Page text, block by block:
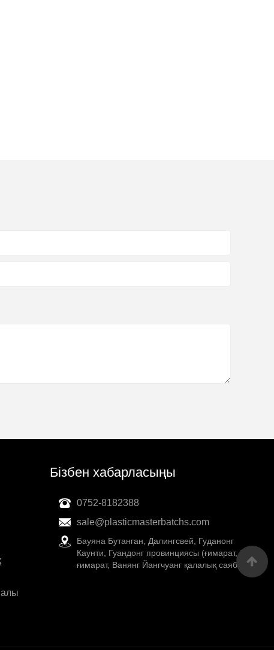
Бізбен хабарласыңы
0752-8182388
sale@plasticmasterbatchs.com
Бауяна Бутанган, Далингсвей, Гуданонг
Каунти, Гуандонг провинциясы (ғимарат, 38
ғимарат, Ванянг Йангчуанг қалалық саябақ)